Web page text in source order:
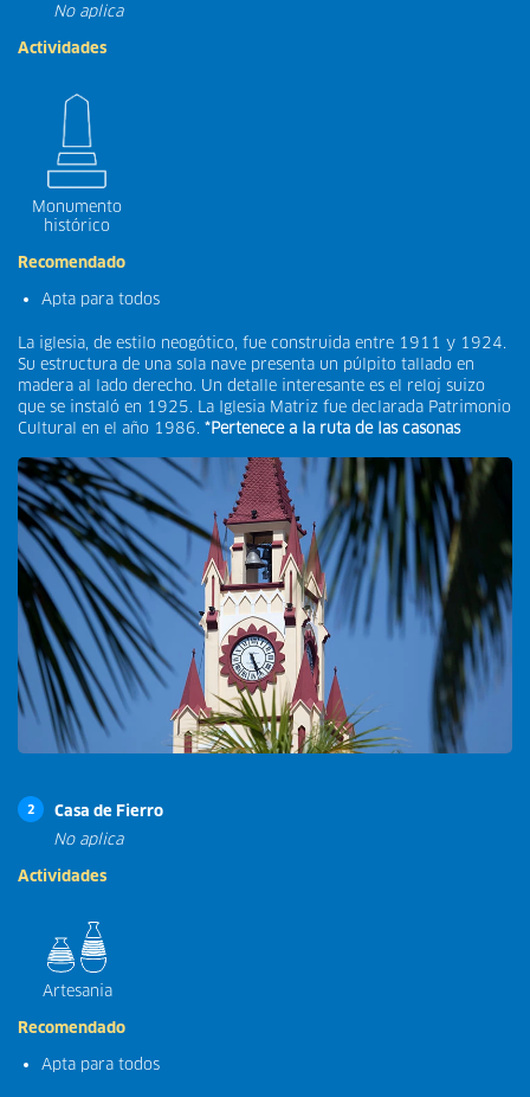
No aplica
Actividades
Monumento
histórico
Recomendado
Apta para todos
La iglesia, de estilo neogótico, fue construida entre 1911 y 1924.
Su estructura de una sola nave presenta un púlpito tallado en
madera al lado derecho. Un detalle interesante es el reloj suizo
que se instaló en 1925. La Iglesia Matriz fue declarada Patrimonio
Cultural en el año 1986. *Pertenece a la ruta de las casonas
2
Casa de Fierro
No aplica
Actividades
Artesania
Recomendado
Apta para todos